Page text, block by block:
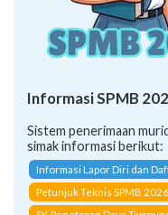
Informasi SPMB
Sistem penerimaan
simak informasi berikut:
Informasi Lapor Diri dan
Petunjuk Teknis SPMB